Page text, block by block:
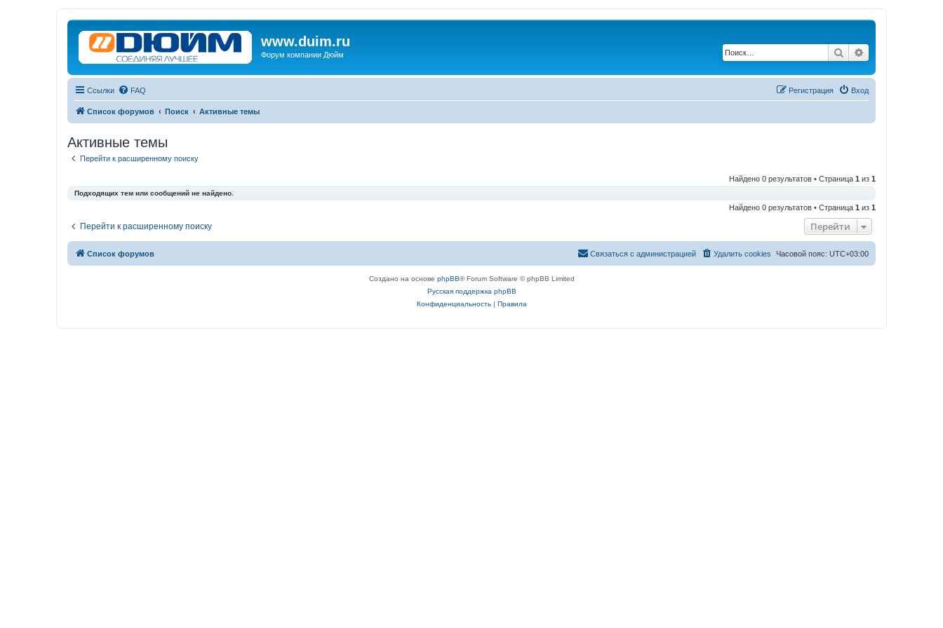
www.duim.ru
Форум компании Дюйм Поиск
Ссылки FAQ Вход
Регистрация
Список форумов Поиск Активные темы
Активные темы
Перейти к расширенному поиску
Найдено 0 результатов • Страница 1 из 1
Подходящих тем или сообщений не найдено.
Найдено 0 результатов • Страница 1 из 1
Перейти к расширенному поиску Перейти
Список форумов Часовой пояс: UTC+03:00
Удалить cookies
Связаться с администрацией
Создано на основе phpBB® Forum Software © phpBB Limited
Русская поддержка phpBB
Конфиденциальность| Правила